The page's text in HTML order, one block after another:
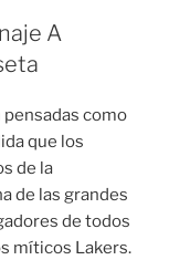
A
como
que los
de la
de las grandes
de todos
míticos Lakers.